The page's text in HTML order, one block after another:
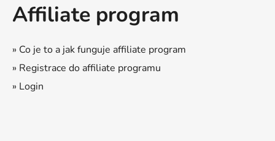
Affiliate program
» Co je to a jak funguje affiliate program
» Registrace do affiliate programu
» Login